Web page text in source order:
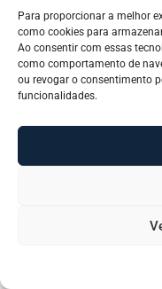
Para proporcionar a melhor
como cookies para
Ao consentir com essas
como comportamento de
ou revogar o consentimento
funcionalidades.
Baixe a lista de